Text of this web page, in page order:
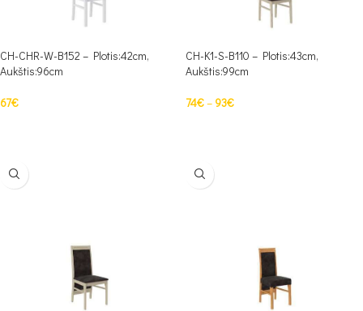
CH-CHR-W-B152 – Plotis:42cm,
Aukštis:96cm
67€
CH-K1-S-B110 – Plotis:43cm,
Aukštis:99cm
74€– 93€